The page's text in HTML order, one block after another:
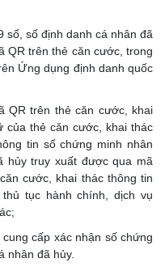
số, số định danh cá nhân đã
QR trên thẻ căn cước, trong
Ứng dụng định danh quốc
QR trên thẻ căn cước, khai
của thẻ căn cước, khai thác
tin số chứng minh nhân
hủy truy xuất được qua mã
cước, khai thác thông tin
tục hành chính, dịch vụ
cấp xác nhận số chứng
nhân đã hủy.